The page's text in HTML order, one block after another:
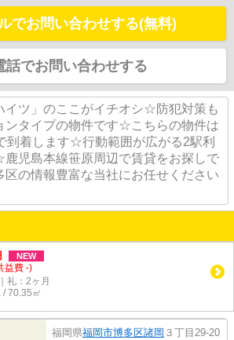
でお問い合わせする(無料)
話でお問い合わせする
イツ」のここがイチオシ☆防犯対策も
ンタイプの物件です☆こちらの物件は
到着します☆行動範囲が広がる2駅利
児島本線笹原周辺で賃貸をお探しで
区の情報豊富な当社にお任せください
NEW
益費 -)
礼：2ヶ月
/ 70.35㎡
福岡県福岡市博多区諸岡 ３丁目29-20